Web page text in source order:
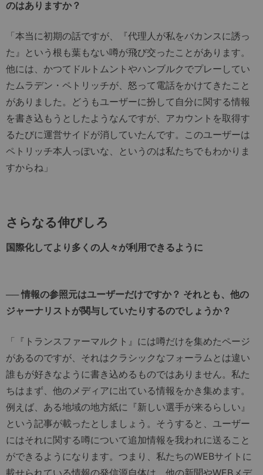
のはありますか？
「本当に初期の話ですが、『代理人が私をバカンスに誘っ
た』という根も葉もない噂が飛び交ったことがあります。
他には、かつてドルトムントやハンブルクでプレーしてい
たムラデン・ペトリッチが、怒って電話をかけてきたこと
がありました。どうもユーザーに扮して自分に関する情報
を書き込もうとしたようなんですが、アカウントを取得す
るたびに運営サイドが消していたんです。このユーザーは
ペトリッチ本人っぽいな、というのは私たちでもわかりま
すからね」
さらなる伸びしろ
国際化してより多くの人々が利用できるように
── 情報の参照元はユーザーだけですか？ それとも、他の
ジャーナリストが関与していたりするのでしょうか？
「『トランスファーマルクト』には噂だけを集めたページ
があるのですが、それはクラシックなフォーラムとは違い
誰もが好きなように書き込めるものではありません。私た
ちはまず、他のメディアに出ている情報をかき集めます。
例えば、ある地域の地方紙に『新しい選手が来るらしい』
という記事が載ったとしましょう。そうすると、ユーザー
にはそれに関する噂について追加情報を我われに送ること
ができるようになります。つまり、私たちのWEBサイトに
載せられている情報の発信源自体は、他の新聞やWEBメデ